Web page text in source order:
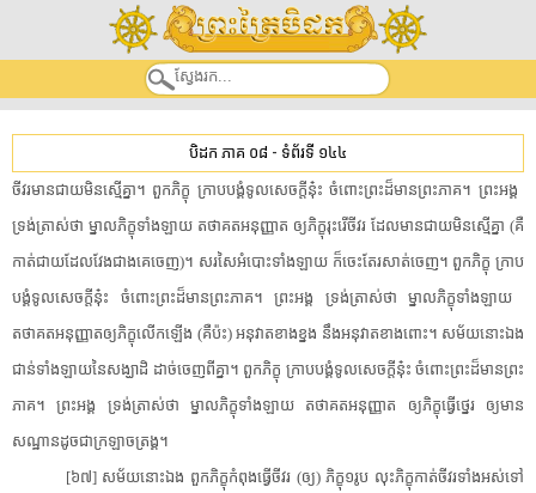
បិដក ភាគ ០៨ - ទំព័រទី ១៤៤
ចីវរ​មាន​ជាយ​មិន​ស្មើគ្នា​។​ ​ពួក​ភិក្ខុ​ ​ក្រាបបង្គំទូល​សេចក្តី​នុ៎ះ​ ​ចំពោះ​ព្រះ​ដ៏​មាន​ព្រះ​ភាគ​។​ ​ព្រះអង្គ​ ​
ទ្រង់​ត្រាស់​ថា​ ​ម្នាល​ភិក្ខុ​ទាំងឡាយ​ ​តថាគត​អនុញ្ញាត​ ​ឲ្យ​ភិក្ខុ​រុះរើ​ចីវរ​ ​ដែល​មាន​ជាយ​មិន​ស្មើគ្នា​ ​(​គឺ​
កាត់​ជាយ​ដែល​វែង​ជាងគេ​ចេញ​)​។​ ​សរសៃអំបោះ​ទាំងឡាយ​ ​ក៏​ចេះតែ​រសាត់​ចេញ​។​ ​ពួក​ភិក្ខុ​ ​ក្រាប
បង្គំទូល​សេចក្តី​នុ៎ះ​ ​ចំពោះ​ព្រះ​ដ៏​មាន​ព្រះ​ភាគ​។​ ​ព្រះអង្គ​ ​ទ្រង់​ត្រាស់​ថា​ ​ម្នាល​ភិក្ខុ​ទាំងឡាយ​ ​
តថាគត​អនុញ្ញាត​ឲ្យ​ភិក្ខុ​លើកឡើង​ ​(​គឺ​ប៉ះ​)​ ​អនុវាត​ខាង​ខ្នង​ ​នឹង​អនុវាត​ខាង​ពោះ​។​ ​សម័យ​នោះ​ឯង​
​ជាន់​ទាំងឡាយ​នៃ​សង្ឃាដិ​ ​ដាច់​ចេញពី​គ្នា​។​ ​ពួក​ភិក្ខុ​ ​ក្រាបបង្គំទូល​សេចក្តី​នុ៎ះ​ ​ចំពោះ​ព្រះ​ដ៏​មាន​ព្រះ​
ភាគ​។​ ​ព្រះអង្គ​ ​ទ្រង់​ត្រាស់​ថា​ ​ម្នាល​ភិក្ខុ​ទាំងឡាយ​ ​តថាគត​អនុញ្ញាត​ ​ឲ្យ​ភិក្ខុ​ធ្វើ​ថ្នេរ​ ​ឲ្យ​មាន​
សណ្ឋាន​ដូចជា​ក្រឡាចត្រង្គ​។​
​[​៦៧​]​ ​សម័យ​នោះ​ឯង​ ​ពួក​ភិក្ខុ​កំពុង​ធ្វើ​ចីវរ​ ​(​ឲ្យ​)​ ​ភិក្ខុ១រូប​ ​លុះ​ភិក្ខុ​កាត់​ចីវរ​ទាំងអស់​ទៅ​